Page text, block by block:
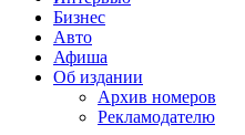
Бизнес
Авто
Афиша
Об издании
Архив номеров
Рекламодателю